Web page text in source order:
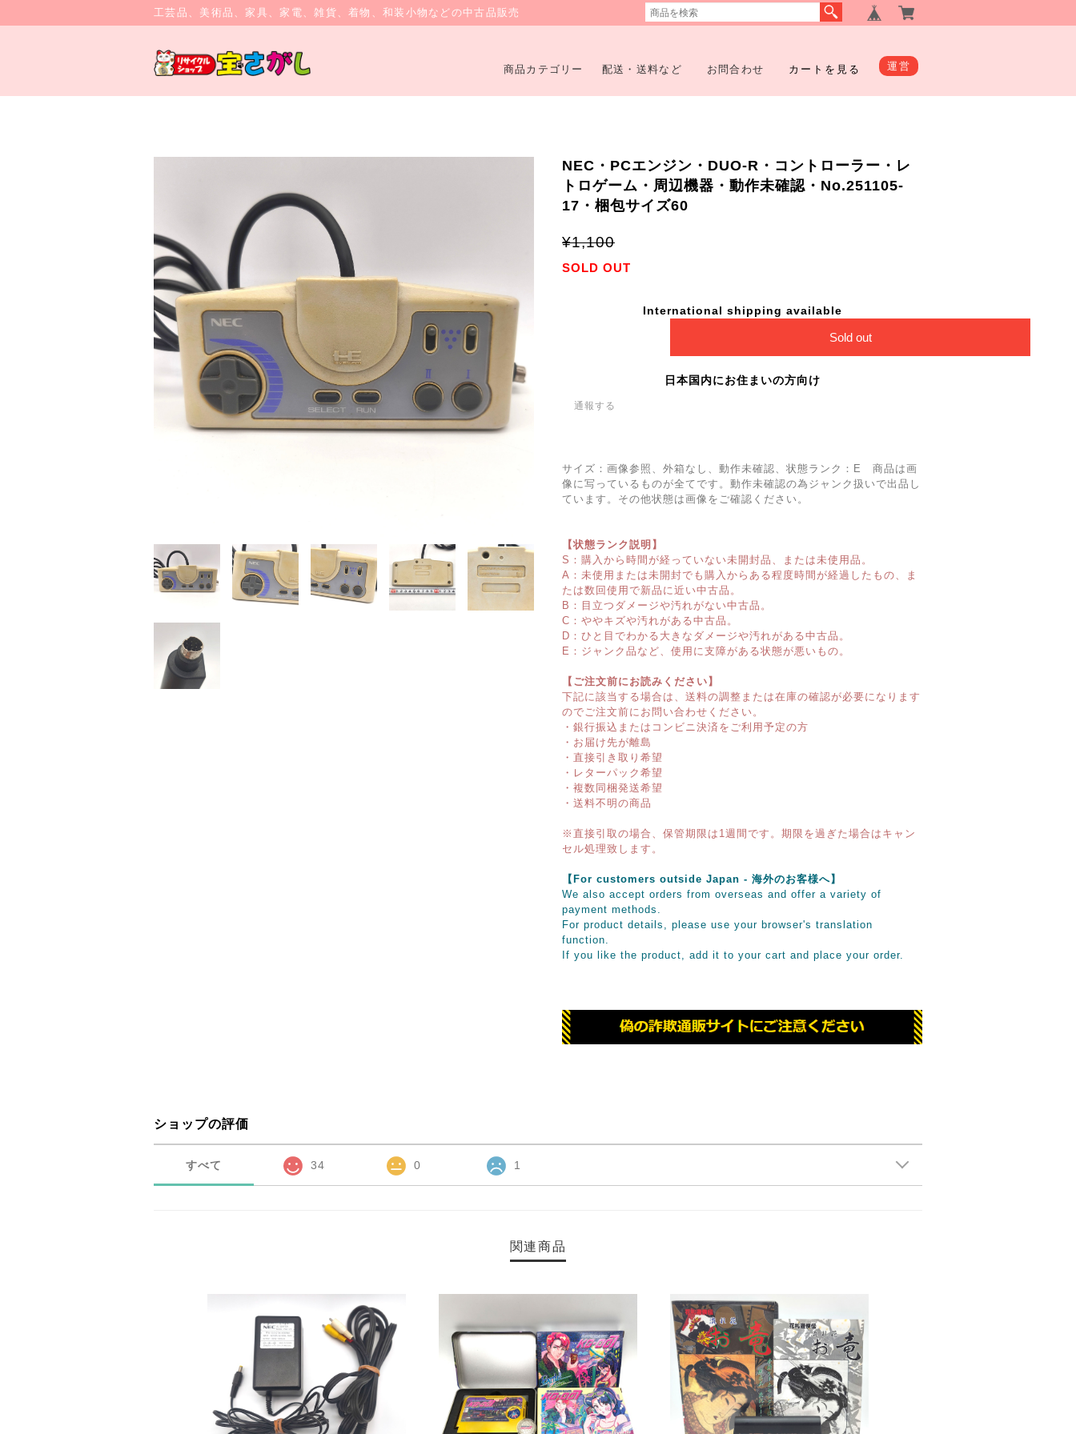
工芸品、美術品、家具、家電、雑貨、着物、和装小物などの中古品販売
商品カテゴリー 配送・送料など お問合わせ カートを見る 運営
NEC・PCエンジン・DUO-R・コントローラー・レ
トロゲーム・周辺機器・動作未確認・No.251105-
17・梱包サイズ60
¥1,100
SOLD OUT
International shipping available
Sold out
日本国内にお住まいの方向け
通報する
サイズ：画像参照、外箱なし、動作未確認、状態ランク：E 商品は画
像に写っているものが全てです。動作未確認の為ジャンク扱いで出品し
ています。その他状態は画像をご確認ください。
【状態ランク説明】
S：購入から時間が経っていない未開封品、または未使用品。
A：未使用または未開封でも購入からある程度時間が経過したもの、ま
たは数回使用で新品に近い中古品。
B：目立つダメージや汚れがない中古品。
C：ややキズや汚れがある中古品。
D：ひと目でわかる大きなダメージや汚れがある中古品。
E：ジャンク品など、使用に支障がある状態が悪いもの。
【ご注文前にお読みください】
下記に該当する場合は、送料の調整または在庫の確認が必要になります
のでご注文前にお問い合わせください。
・銀行振込またはコンビニ決済をご利用予定の方
・お届け先が離島
・直接引き取り希望
・レターパック希望
・複数同梱発送希望
・送料不明の商品
※直接引取の場合、保管期限は1週間です。期限を過ぎた場合はキャン
セル処理致します。
【For customers outside Japan - 海外のお客様へ】
We also accept orders from overseas and offer a variety of
payment methods.
For product details, please use your browser's translation
function.
If you like the product, add it to your cart and place your order.
ショップの評価
すべて 34 0 1
関連商品